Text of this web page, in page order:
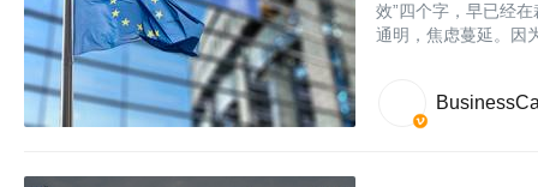
效”四个字，早已经
通明，焦虑蔓延。因